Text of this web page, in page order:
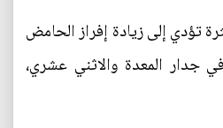
تؤدي إلى زيادة إفراز الحامض
المعدة والاثني عشري،